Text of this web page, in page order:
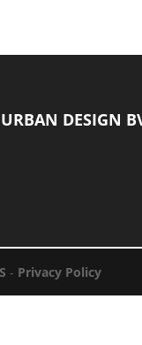
DESIGN
- Privacy Policy